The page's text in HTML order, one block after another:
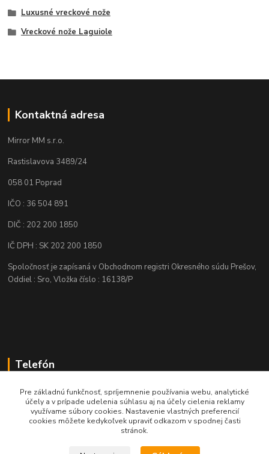
Luxusné vreckové nože
Vreckové nože Laguiole
Kontaktná adresa
Mirror MM s.r.o.
Rastislavova 3489/24
058 01 Poprad
IČO : 36 504 891
DIČ : 202 200 1850
IČ DPH : SK 202 200 1850
Spoločnosť je zapísaná v Obchodnom registri Okresného súdu Prešov,
Oddiel : Sro, Vložka číslo : 16138/P
Telefón
+421 905 622 625
obchod@nozeplus.sk
Pre základnú funkčnosť, spríjemnenie používania webu, analytické
účely a v prípade udelenia súhlasu aj na účely cielenia reklamy
využívame súbory cookies. Nastavenie vlastných preferencií
cookies môžete kedykoľvek upraviť odkazom v spodnej časti
stránok.